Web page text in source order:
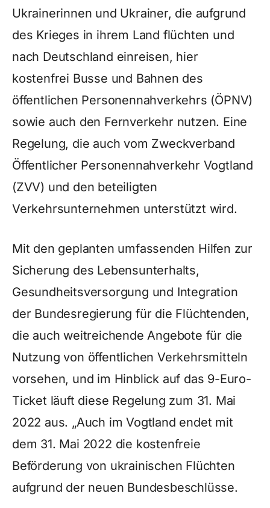
Ukrainerinnen und Ukrainer, die aufgrund
des Krieges in ihrem Land flüchten und
nach Deutschland einreisen, hier
kostenfrei Busse und Bahnen des
öffentlichen Personennahverkehrs (ÖPNV)
sowie auch den Fernverkehr nutzen. Eine
Regelung, die auch vom Zweckverband
Öffentlicher Personennahverkehr Vogtland
(ZVV) und den beteiligten
Verkehrsunternehmen unterstützt wird.
Mit den geplanten umfassenden Hilfen zur
Sicherung des Lebensunterhalts,
Gesundheitsversorgung und Integration
der Bundesregierung für die Flüchtenden,
die auch weitreichende Angebote für die
Nutzung von öffentlichen Verkehrsmitteln
vorsehen, und im Hinblick auf das 9-Euro-
Ticket läuft diese Regelung zum 31. Mai
2022 aus. „Auch im Vogtland endet mit
dem 31. Mai 2022 die kostenfreie
Beförderung von ukrainischen Flüchten
aufgrund der neuen Bundesbeschlüsse.